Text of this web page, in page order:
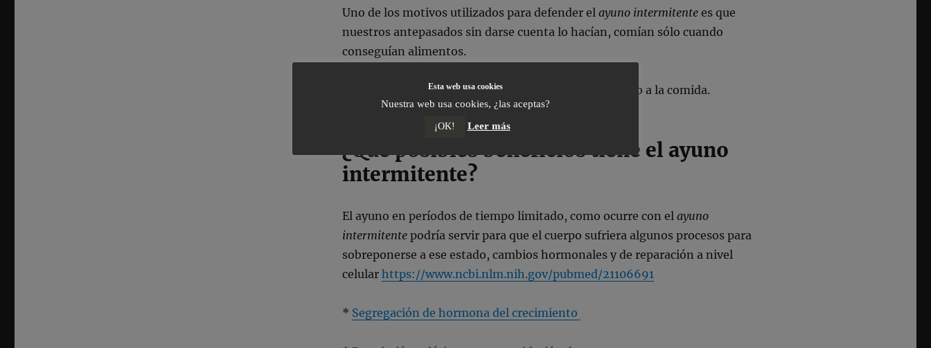
Uno de los motivos utilizados para defender elayuno intermitente es que
nuestros antepasados sin darse cuenta lo hacían, comían sólo cuando
conseguían alimentos.
Hoy en día tenemos un acceso prácticamente ilimitado a la comida.
¿Qué posibles beneficios tiene el ayuno
intermitente?
El ayuno en períodos de tiempo limitado, como ocurre con elayuno
intermitente podría servir para que el cuerpo sufriera algunos procesos para
sobreponerse a ese estado, cambios hormonales y de reparación a nivel
celularhttps://www.ncbi.nlm.nih.gov/pubmed/21106691
* Segregación de hormona del crecimiento
Esta web usa cookies
Nuestra web usa cookies, ¿las aceptas?
¡OK! Leer más